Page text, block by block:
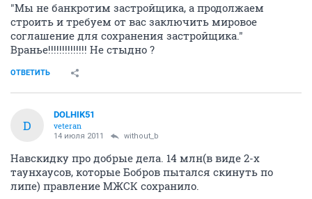
"Мы не банкротим застройщика, а продолжаем
строить и требуем от вас заключить мировое
соглашение для сохранения застройщика."
Вранье!!!!!!!!!!!!!! Не стыдно ?
ОТВЕТИТЬ
D
DOLHIK51
veteran
14 июля 2011 without_b
Навскидку про добрые дела. 14 млн(в виде 2-х
таунхаусов, которые Бобров пытался скинуть по
липе) правление МЖСК сохранило.